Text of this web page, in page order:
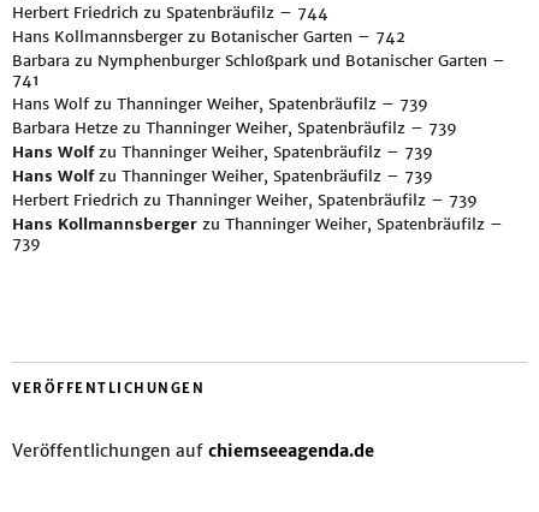
Herbert Friedrich zu Spatenbräufilz – 744
Hans Kollmannsberger zu Botanischer Garten – 742
Barbara zu Nymphenburger Schloßpark und Botanischer Garten –
741
Hans Wolf zu Thanninger Weiher, Spatenbräufilz – 739
Barbara Hetze zu Thanninger Weiher, Spatenbräufilz – 739
Hans Wolfzu Thanninger Weiher, Spatenbräufilz – 739
Hans Wolfzu Thanninger Weiher, Spatenbräufilz – 739
Herbert Friedrich zu Thanninger Weiher, Spatenbräufilz – 739
Hans Kollmannsberger zu Thanninger Weiher, Spatenbräufilz –
739
VERÖFFENTLICHUNGEN
Veröffentlichungen auf chiemseeagenda.de